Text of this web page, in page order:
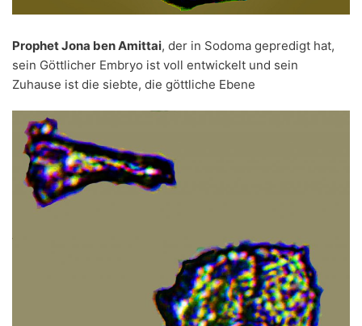
Prophet Jona ben Amittai, der in Sodoma gepredigt hat,
sein Göttlicher Embryo ist voll entwickelt und sein
Zuhause ist die siebte, die göttliche Ebene